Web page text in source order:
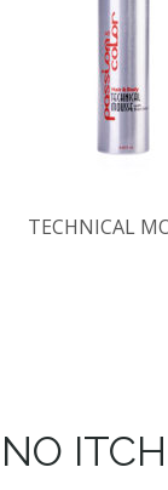
TECHNICAL
NO